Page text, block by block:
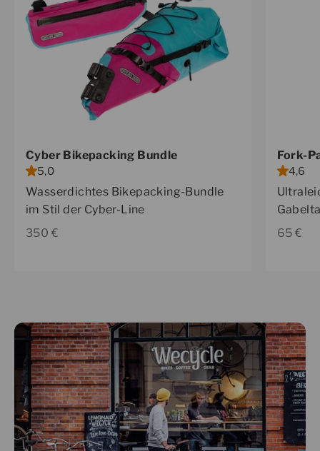
Cyber Bikepacking Bundle
5,0
Wasserdichtes Bikepacking-Bundle
im Stil der Cyber-Line
Angebot
350 €
Fork-
4,6
65 €